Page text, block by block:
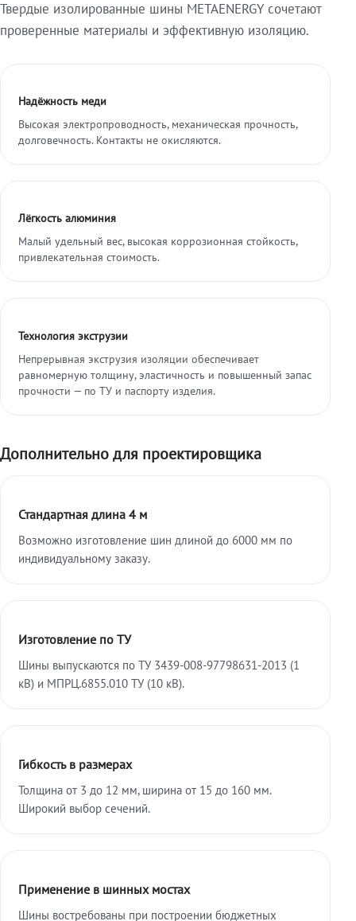
Твердые изолированные шины METAENERGY сочетают
проверенные материалы и эффективную изоляцию.
Надёжность меди
Высокая электропроводность, механическая прочность,
долговечность. Контакты не окисляются.
Лёгкость алюминия
Малый удельный вес, высокая коррозионная стойкость,
привлекательная стоимость.
Технология экструзии
Непрерывная экструзия изоляции обеспечивает
равномерную толщину, эластичность и повышенный запас
прочности — по ТУ и паспорту изделия.
Дополнительно для проектировщика
Стандартная длина 4 м
Возможно изготовление шин длиной до 6000 мм по
индивидуальному заказу.
Изготовление по ТУ
Шины выпускаются по ТУ 3439-008-97798631-2013 (1
кВ) и МПРЦ.6855.010 ТУ (10 кВ).
Гибкость в размерах
Толщина от 3 до 12 мм, ширина от 15 до 160 мм.
Широкий выбор сечений.
Применение в шинных мостах
Шины востребованы при построении бюджетных